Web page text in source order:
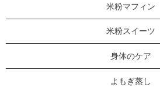
米粉マフィン
米粉スイーツ
身体のケア
よもぎ蒸し